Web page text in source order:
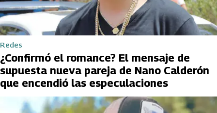
Redes
¿Confirmó el romance? El mensaje de
supuesta nueva pareja de Nano Calderón
que encendió las especulaciones